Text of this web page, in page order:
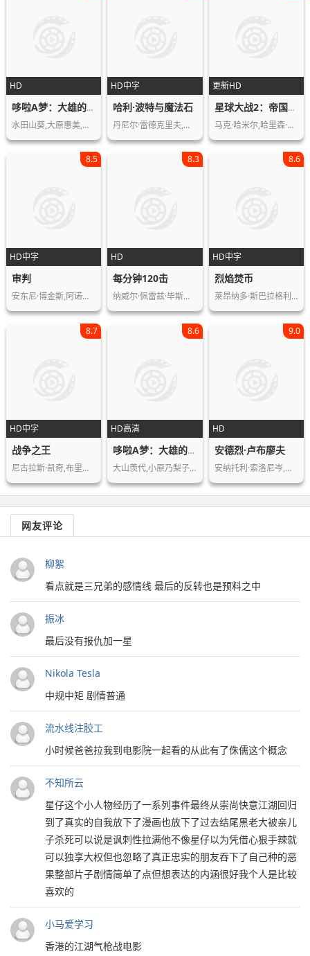
HD
哆啦A梦：大雄的绘画奇遇记
水田山葵,大原惠美,和多田美咲,种崎敦…
HD中字
哈利·波特与魔法石
丹尼尔·雷德克里夫,艾玛·沃森,鲁伯特…
更新HD
星球大战2：帝国反击战
马克·哈米尔,哈里森·福特,凯丽·费雪…
HD中字
8.5
审判
安东尼·博金斯,阿诺尔多·弗阿,杰斯·…
HD
8.3
每分钟120击
纳威尔·佩雷兹·毕斯卡亚特,阿诺德·…
HD中字
8.6
烈焰焚币
莱昂纳多·斯巴拉格利亚,爱德华多·诺…
HD中字
8.7
战争之王
尼古拉斯·凯奇,布里吉特·莫伊纳汉,杰…
HD高清
8.6
哆啦A梦：大雄的创世日记
大山羡代,小原乃梨子,野村道子,立壁和…
HD
9.0
安德烈·卢布廖夫
安纳托利·索洛尼岑,伊万·拉皮科夫,尼…
网友评论
柳絮
看点就是三兄弟的感情线 最后的反转也是预料之中
振冰
最后没有报仇加一星
Nikola Tesla
中规中矩 剧情普通
流水线注胶工
小时候爸爸拉我到电影院一起看的从此有了侏儒这个概念
不知所云
星仔这个小人物经历了一系列事件最终从崇尚快意江湖回归
到了真实的自我放下了漫画也放下了过去结尾黑老大被亲儿
子杀死可以说是讽刺性拉满他不像星仔以为凭借心狠手辣就
可以独享大权但也忽略了真正忠实的朋友吞下了自己种的恶
果整部片子剧情简单了点但想表达的内涵很好我个人是比较
喜欢的
小马爱学习
香港的江湖气枪战电影